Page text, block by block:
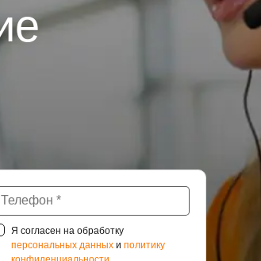
Я согласен на обработку
персональных данныхи политику